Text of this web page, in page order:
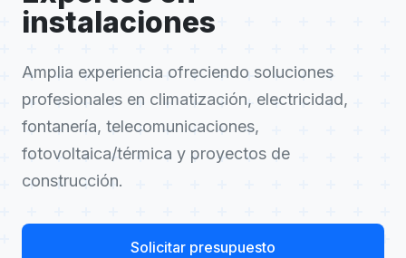
instalaciones
Amplia experiencia ofreciendo soluciones
profesionales en climatización, electricidad,
fontanería, telecomunicaciones,
fotovoltaica/térmica y proyectos de
construcción.
Solicitar presupuesto